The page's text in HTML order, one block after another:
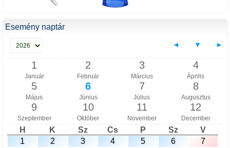
Esemény naptár
◄ ▼ ►
1
Január
2
Február
3
Március
4
Április
5
Május
6
Június
7
Július
8
Augusztus
9
Szeptember
10
Október
11
November
12
December
H K Sz Cs P Sz
V
1
2 3 4 5 6
7